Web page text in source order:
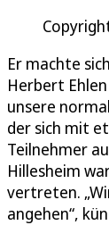
Er machte
Herbert
unsere
der sich mit
Teilnehmer
Hillesheim
vertreten.
angehen“,